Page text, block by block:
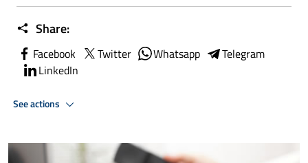
Share:
Facebook Twitter Whatsapp
Telegram
LinkedIn
See actions